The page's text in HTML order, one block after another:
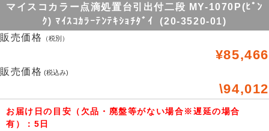
マイスコカラー点滴処置台引出付二段 MY-1070P(ﾋﾟﾝ
ｸ) ﾏｲｽｺｶﾗｰﾃﾝﾃｷｼｮﾁﾀﾞｲ (20-3520-01)
販売価格
（税別）
¥85,466
販売価格 (税込み)
\94,012
お届け日の目安（欠品・廃盤等がない場合※遅延の場合
有）：5日